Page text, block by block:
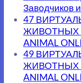
Заводчиков
47
ЖИВОТНЫХ
ANIMAL
49
ЖИВОТНЫХ
ANIMAL